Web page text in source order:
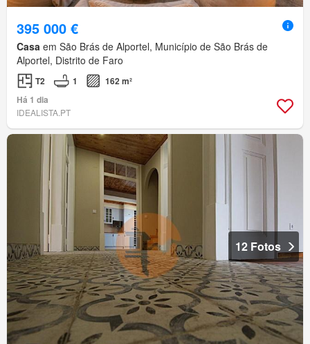
395 000 €
Casa em São Brás de Alportel, Município de São Brás de
Alportel, Distrito de Faro
T2 1
162 m²
Há 1 dia
IDEALISTA.PT
12 Fotos